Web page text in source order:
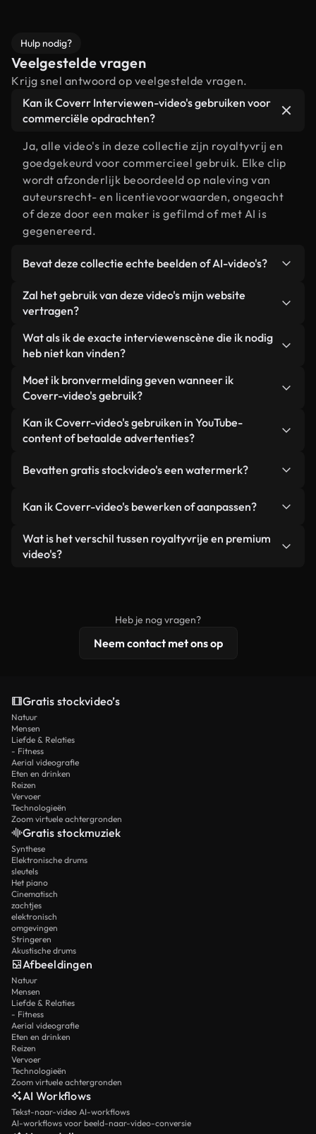
Hulp nodig?
Veelgestelde vragen
Krijg snel antwoord op veelgestelde vragen.
Kan ik Coverr Interviewen-video's gebruiken voor
commerciële opdrachten?
Ja, alle video's in deze collectie zijn royaltyvrij en
goedgekeurd voor commercieel gebruik. Elke clip
wordt afzonderlijk beoordeeld op naleving van
auteursrecht- en licentievoorwaarden, ongeacht
of deze door een maker is gefilmd of met AI is
gegenereerd.
Bevat deze collectie echte beelden of AI-video's?
Beide. Dit is een hybride bibliotheek die bestaat
uit echte, door mensen gefilmde beelden van
video's. Elke video is duidelijk gelabeld, zodat je
altijd weet wat je gebruikt.
Zal het gebruik van deze video's mijn website
vertragen?
Niet als u voor onze geoptimaliseerde versies
kiest. Wij bieden lichtgewicht, webklare formaten
achtergrond. Zo blijft de kwaliteit hoog, worden de
laadtijden geminimaliseerd en worden
statistieken zoals LCP verbeterd.
Wat als ik de exacte interviewenscène die ik nodig
heb niet kan vinden?
Met Coverr AI Studio maak je direct een video.
Beschrijf de scène – bijvoorbeeld "interviewen bij
enkele seconden een gepersonaliseerde video die
voldoet aan onze licentievoorwaarden.
Moet ik bronvermelding geven wanneer ik
Coverr-video's gebruik?
Naamsvermelding is niet vereist. Alle video's in
onze stockbibliotheek zijn royaltyvrij en kunnen
hoewel dit altijd op prijs wordt gesteld.
Kan ik Coverr-video's gebruiken in YouTube-
content of betaalde advertenties?
gebruikt in YouTube-video's met advertentie-
advertenties van klanten, zolang je de beelden
een losstaand product.
Bevatten gratis stockvideo's een watermerk?
zijn of door AI gegenereerd – bevat watermerken.
Je krijgt schoon, direct bruikbaar beeldmateriaal.
Kan ik Coverr-video's bewerken of aanpassen?
Ja. Je mag onze video's inkorten, bijsnijden of
remixen. Zorg er wel voor dat het eindproduct
Wat is het verschil tussen royaltyvrije en premium
video's?
licentiebescherming omvat.
Heb je nog vragen?
Neem contact met ons op
Gratis stockvideo’s
Natuur
Mensen
Liefde & Relaties
- Fitness
Aerial videografie
Eten en drinken
Reizen
Vervoer
Technologieën
Zoom virtuele achtergronden
Gratis stockmuziek
Synthese
Elektronische drums
sleutels
Het piano
Cinematisch
zachtjes
elektronisch
omgevingen
Stringeren
Akustische drums
Afbeeldingen
Natuur
Mensen
Liefde & Relaties
- Fitness
Aerial videografie
Eten en drinken
Reizen
Vervoer
Technologieën
Zoom virtuele achtergronden
AI Workflows
Tekst-naar-video AI-workflows
AI-workflows voor beeld-naar-video-conversie